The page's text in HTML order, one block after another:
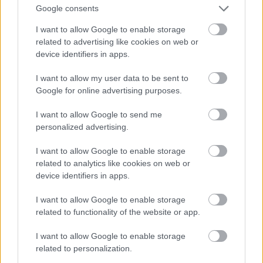
Google consents
I want to allow Google to enable storage
related to advertising like cookies on web or
device identifiers in apps.
I want to allow my user data to be sent to
Google for online advertising purposes.
I want to allow Google to send me
personalized advertising.
I want to allow Google to enable storage
related to analytics like cookies on web or
device identifiers in apps.
I want to allow Google to enable storage
related to functionality of the website or app.
I want to allow Google to enable storage
related to personalization.
nem lehet próféta. Külföld – Magyarország : 2 – 2.
Egyedül nem jó. Szép dolog a komoly expat
teljesítmény, büszke is vagyok arra, amit ebben az
idegen országban sikerült létrehozni a munkámmal,
befektetett energiámmal.
A feladat az volt, hogy indítsunk el egy iskolát, egy
szakképző intézményt a szaúdi állam kérésére,
nyugati oktatási modell és gyakorlat szerint. Ezt
állapotban hagyjuk itt az oktatást, mint ahogyan a
kezünkbe adták egy éve.
létre tudjak hozni valamit, miközben újra együtt
lehetek a szeretteimmel, a családommal. Adjunk
hazaköltözöm.”